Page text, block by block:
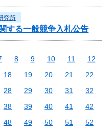
究所
する一般競争入札公告
8 9 10 11
12
18 19 20 21
22
28 29 30 31
32
38 39 40 41
42
48 49 50 51
52